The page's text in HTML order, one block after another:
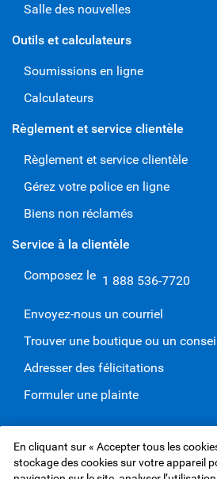
Salle des nouvelles
Outils et calculateurs
Soumissions en ligne
Calculateurs
Règlement et service clientèle
Règlement et service clientèle
Gérez votre police en ligne
Biens non réclamés
Service à la clientèle
Composez le 1 888 536-7720
Envoyez-nous un courriel
Trouver une boutique ou un
Adresser des félicitations
Formuler une plainte
Site Web de Services d'assurance
Protection des
En cliquant sur « Accepter tous les
stockage des cookies sur votre appareil